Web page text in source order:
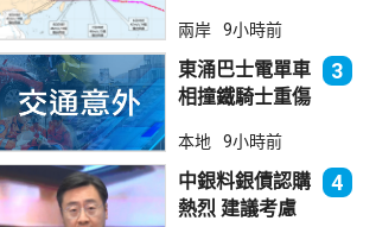
兩岸 9小時前
東涌巴士電單車
相撞鐵騎士重傷
被捕
3
本地 9小時前
中銀料銀債認購
熱烈 建議考慮
4